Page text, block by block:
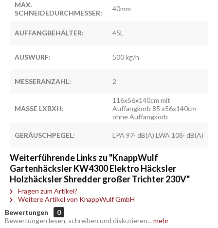
MAX.
SCHNEIDEDURCHMESSER:
40mm
AUFFANGBEHÄLTER: 45L
AUSWURF: 500 kg/h
MESSERANZAHL: 2
MASSE LXBXH:
116x56x140cm mit
Auffangkorb 85 x56x140cm
ohne Auffangkorb
GERÄUSCHPEGEL: LPA 97· dB(A) LWA 108· dB(A)
Weiterführende Links zu "KnappWulf
Gartenhäcksler KW4300 Elektro Häcksler
Holzhäcksler Shredder großer Trichter 230V"
Fragen zum Artikel?
Weitere Artikel von KnappWulf GmbH
Bewertungen
0
Bewertungen lesen, schreiben und diskutieren... mehr